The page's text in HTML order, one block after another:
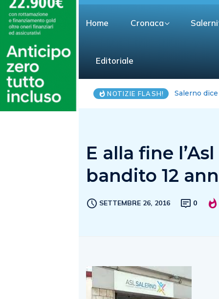
Home Cronaca
Editoriale
NOTIZIE FLASH! Costiera
E alla fine
bandito 12
SETTEMBRE 26, 2016 0